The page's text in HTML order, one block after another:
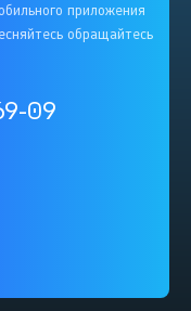
приложения
обращайтесь
09